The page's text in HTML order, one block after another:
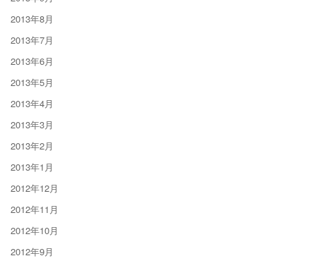
2013年8月
2013年7月
2013年6月
2013年5月
2013年4月
2013年3月
2013年2月
2013年1月
2012年12月
2012年11月
2012年10月
2012年9月